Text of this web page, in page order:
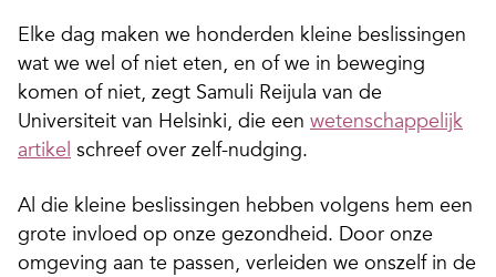
Elke dag maken we honderden kleine beslissingen
wat we wel of niet eten, en of we in beweging
komen of niet, zegt Samuli Reijula van de
Universiteit van Helsinki, die een wetenschappelijk
artikel schreef over zelf-nudging.
Al die kleine beslissingen hebben volgens hem een
grote invloed op onze gezondheid. Door onze
omgeving aan te passen, verleiden we onszelf in de